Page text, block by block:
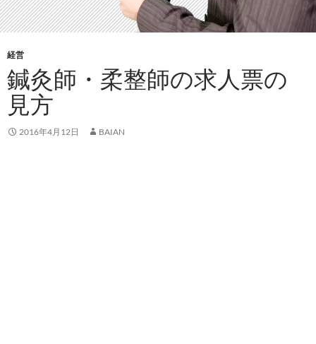
経営
鍼灸師・柔整師の求人票の
見方
2016年4月12日 BAIAN